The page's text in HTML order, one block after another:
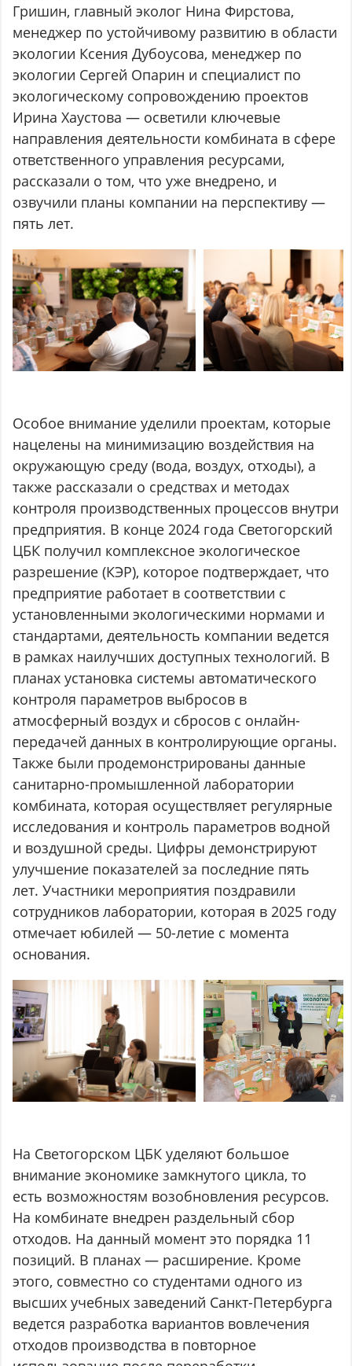
Гришин, главный эколог Нина Фирстова,
менеджер по устойчивому развитию в области
экологии Ксения Дубоусова, менеджер по
экологии Сергей Опарин и специалист по
экологическому сопровождению проектов
Ирина Хаустова — осветили ключевые
направления деятельности комбината в сфере
ответственного управления ресурсами,
рассказали о том, что уже внедрено, и
озвучили планы компании на перспективу —
пять лет.
Особое внимание уделили проектам, которые
нацелены на минимизацию воздействия на
окружающую среду (вода, воздух, отходы), а
также рассказали о средствах и методах
контроля производственных процессов внутри
предприятия. В конце 2024 года Светогорский
ЦБК получил комплексное экологическое
разрешение (КЭР), которое подтверждает, что
предприятие работает в соответствии с
установленными экологическими нормами и
стандартами, деятельность компании ведется
в рамках наилучших доступных технологий. В
планах установка системы автоматического
контроля параметров выбросов в
атмосферный воздух и сбросов с онлайн-
передачей данных в контролирующие органы.
Также были продемонстрированы данные
санитарно-промышленной лаборатории
комбината, которая осуществляет регулярные
исследования и контроль параметров водной
и воздушной среды. Цифры демонстрируют
улучшение показателей за последние пять
лет. Участники мероприятия поздравили
сотрудников лаборатории, которая в 2025 году
отмечает юбилей — 50-летие с момента
основания.
На Светогорском ЦБК уделяют большое
внимание экономике замкнутого цикла, то
есть возможностям возобновления ресурсов.
На комбинате внедрен раздельный сбор
отходов. На данный момент это порядка 11
позиций. В планах — расширение. Кроме
этого, совместно со студентами одного из
высших учебных заведений Санкт-Петербурга
ведется разработка вариантов вовлечения
отходов производства в повторное